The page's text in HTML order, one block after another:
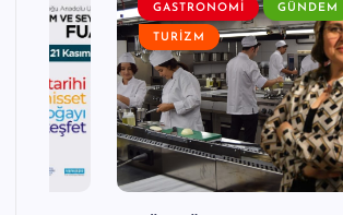
GASTRONOMI GÜNDEM
TURIZM